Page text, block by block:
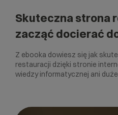
Skuteczna strona
zacząć docierać
Z ebooka dowiesz się jak
restauracji dzięki stronie
wiedzy informatycznej ani